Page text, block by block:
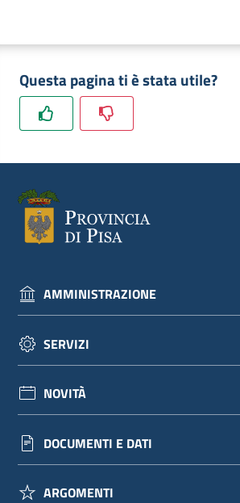
Questa pagina ti è stata utile?
AMMINISTRAZIONE
SERVIZI
NOVITÀ
DOCUMENTI E DATI
ARGOMENTI